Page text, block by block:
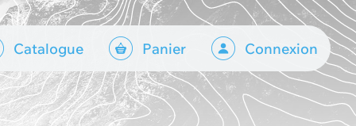
Catalogue Panier Connexion